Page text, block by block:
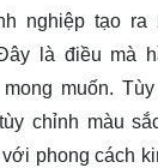
nghiệp tạo
là điều mà
muốn.
chỉnh màu
phong cách